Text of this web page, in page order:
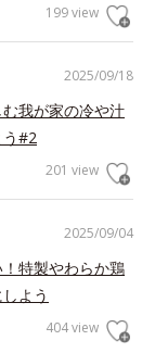
199 view
2025/09/18
我が家の冷や汁
う#2
201 view
2025/09/04
特製やわらか鶏
よう
404 view